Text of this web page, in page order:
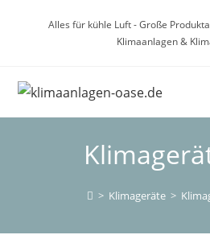
Alles für kühle Luft - Große
Klimaanlagen &
> Klimageräte >